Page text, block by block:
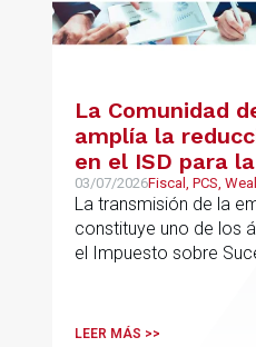
La Comunidad
amplía la
en el ISD para
familiar: una
trasciende el
03/07/2026Fiscal, PCS,
Family Business
La transmisión de la
constituye uno de los
el Impuesto sobre
LEER MÁS >>